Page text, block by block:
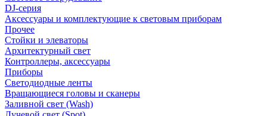
DJ-серия
Аксессуары и комплектующие к световым приборам
Прочее
Стойки и элеваторы
Архитектурный свет
Контроллеры, аксессуары
Приборы
Светодиодные ленты
Вращающиеся головы и сканеры
Заливной свет (Wash)